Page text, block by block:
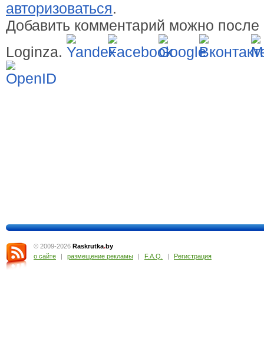
авторизоваться.
Добавить комментарий можно после
Loginza.
© 2009-2026 Raskrutka.by
о сайте
| размещение рекламы | F.A.Q. | Регистрация